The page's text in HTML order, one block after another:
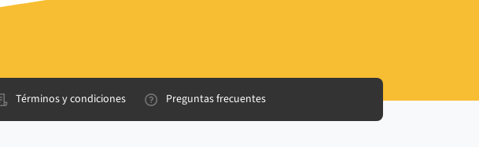
Términos y condiciones Preguntas frecuentes